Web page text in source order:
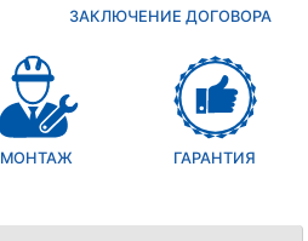
ЗАКЛЮЧЕНИЕ ДОГОВОРА
МОНТАЖ ГАРАНТИЯ